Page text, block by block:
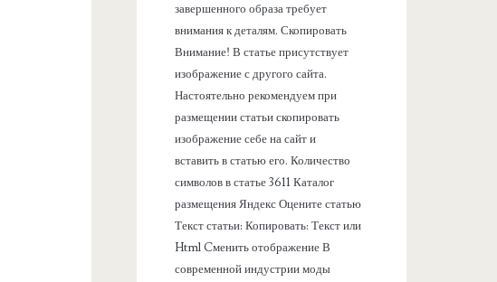
завершенного образа требует
внимания к деталям. Скопировать
Внимание! В статье присутствует
изображение с другого сайта.
Настоятельно рекомендуем при
размещении статьи скопировать
изображение себе на сайт и
вставить в статью его. Количество
символов в статье 3611 Каталог
размещения Яндекс Оцените статью
Текст статьи: Копировать: Текст или
Html Cменить отображение В
современной индустрии моды